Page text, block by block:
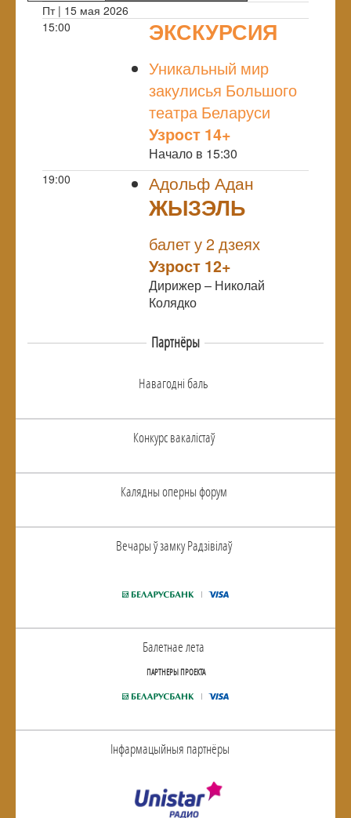
Пт | 15 мая 2026
15:00
ЭКСКУРСИЯ
Уникальный мир
закулисья Большого
театра Беларуси
Узрoст 14+
Начало в 15:30
19:00 Адольф Адан
ЖЫЗЭЛЬ
балет у 2 дзеях
Узрoст 12+
Дирижер – Николай
Колядко
Партнёры
Навагоднi баль
Конкурс вакалiстаў
Калядны оперны форум
Вечары ў замку Радзiвiлаў
Балетнае лета
ПАРТНЕРЫ ПРОЕКТА
Інфармацыйныя партнёры